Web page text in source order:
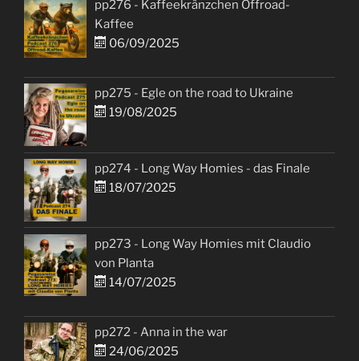
pp276 - Kaffeekränzchen Offroad-
Kaffee
06/09/2025
pp275 - Egle on the road to Ukraine
19/08/2025
pp274 - Long Way Homies - das Finale
18/07/2025
pp273 - Long Way Homies mit Claudio
von Planta
14/07/2025
pp272 - Anna in the war
24/06/2025